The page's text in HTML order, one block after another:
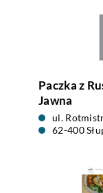
Paczka z
Jawna
ul.
62-400